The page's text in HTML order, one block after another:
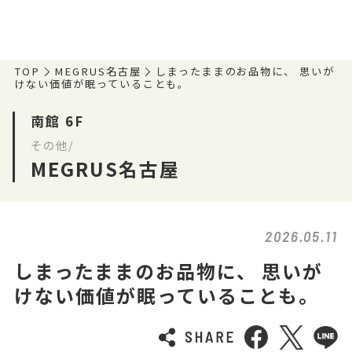
TOP MEGRUS名古屋
しまったままのお品物に、 思いが
けない価値が眠っていることも。
南館 6F
その他/
MEGRUS名古屋
2026.05.11
しまったままのお品物に、 思いが
けない価値が眠っていることも。